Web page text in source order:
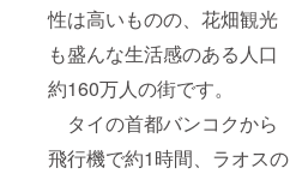
性は高いものの、花畑観光
も盛んな生活感のある人口
約160万人の街です。
タイの首都バンコクから
飛行機で約1時間、ラオスの